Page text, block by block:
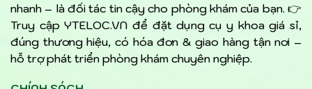
nhanh – là đối tác tin cậy cho phòng khám của bạn. 👉
Truy cập YTELOC.VN để đặt dụng cụ y khoa giá sỉ,
đúng thương hiệu, có hóa đơn & giao hàng tận nơi –
hỗ trợ phát triển phòng khám chuyên nghiệp.